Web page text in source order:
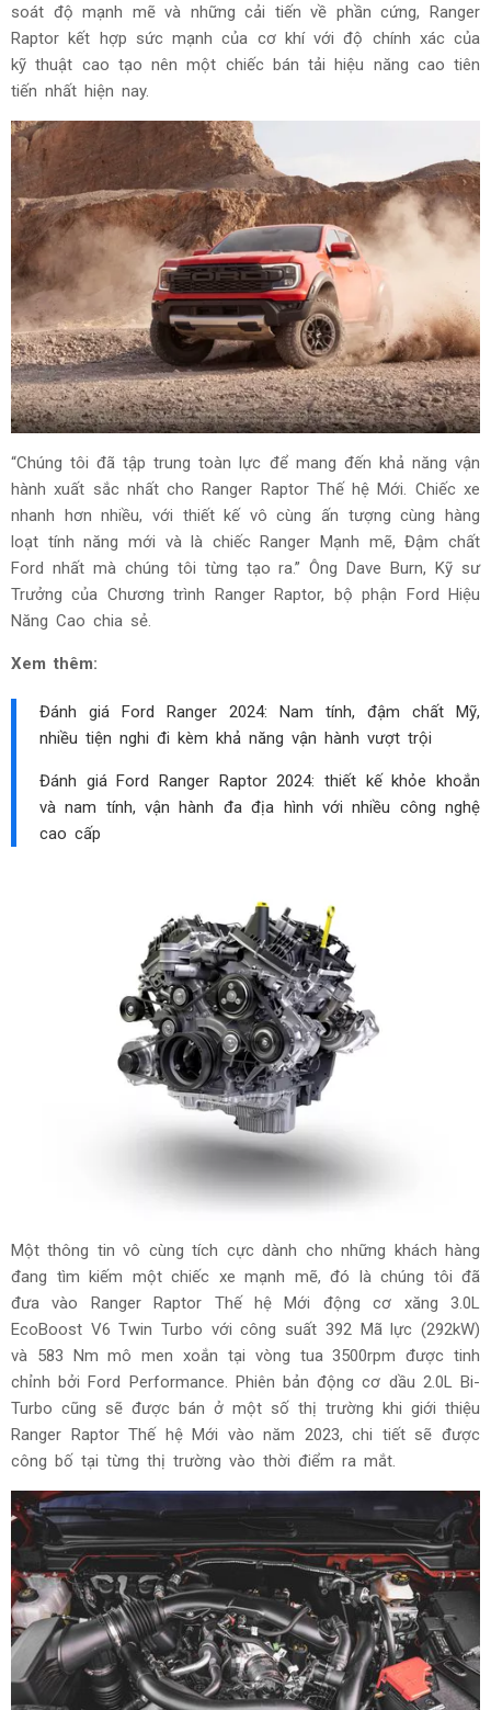
soát độ mạnh mẽ và những cải tiến về phần cứng, Ranger
Raptor kết hợp sức mạnh của cơ khí với độ chính xác của
kỹ thuật cao tạo nên một chiếc bán tải hiệu năng cao tiên
tiến nhất hiện nay.
“Chúng tôi đã tập trung toàn lực để mang đến khả năng vận
hành xuất sắc nhất cho Ranger Raptor Thế hệ Mới. Chiếc xe
nhanh hơn nhiều, với thiết kế vô cùng ấn tượng cùng hàng
loạt tính năng mới và là chiếc Ranger Mạnh mẽ, Đậm chất
Ford nhất mà chúng tôi từng tạo ra.” Ông Dave Burn, Kỹ sư
Trưởng của Chương trình Ranger Raptor, bộ phận Ford Hiệu
Năng Cao chia sẻ.
Xem thêm:
Đánh giá Ford Ranger 2024: Nam tính, đậm chất Mỹ,
nhiều tiện nghi đi kèm khả năng vận hành vượt trội
Đánh giá Ford Ranger Raptor 2024: thiết kế khỏe khoắn
và nam tính, vận hành đa địa hình với nhiều công nghệ
cao cấp
Một thông tin vô cùng tích cực dành cho những khách hàng
đang tìm kiếm một chiếc xe mạnh mẽ, đó là chúng tôi đã
đưa vào Ranger Raptor Thế hệ Mới động cơ xăng 3.0L
EcoBoost V6 Twin Turbo với công suất 392 Mã lực (292kW)
và 583 Nm mô men xoắn tại vòng tua 3500rpm được tinh
chỉnh bởi Ford Performance. Phiên bản động cơ dầu 2.0L Bi-
Turbo cũng sẽ được bán ở một số thị trường khi giới thiệu
Ranger Raptor Thế hệ Mới vào năm 2023, chi tiết sẽ được
công bố tại từng thị trường vào thời điểm ra mắt.